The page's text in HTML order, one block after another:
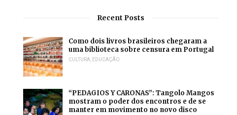
Recent Posts
Como dois livros brasileiros chegaram a
uma biblioteca sobre censura em Portugal
CULTURA, EDUCAÇÃO
“PEDAGIOS Y CARONAS”: Tangolo Mangos
mostram o poder dos encontros e de se
manter em movimento no novo disco